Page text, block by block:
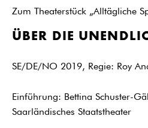
Zum Theaterstück „Alltägliche
ÜBER DIE
SE/DE/NO 2019, Regie: Roy
Einführung: Bettina Schuster-
Saarländisches Staatstheater